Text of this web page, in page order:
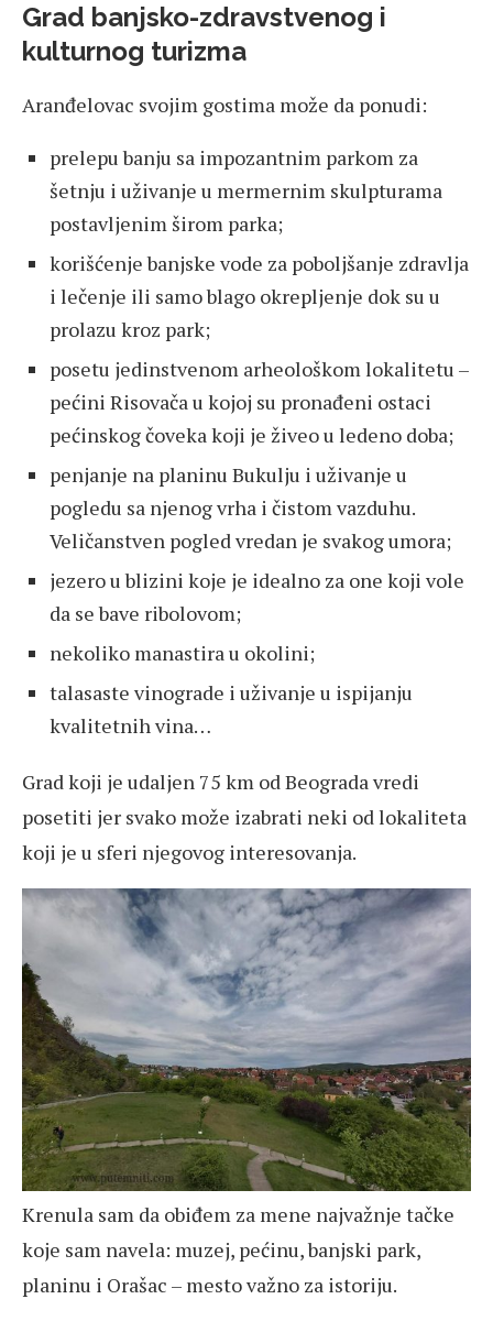
Grad banjsko-zdravstvenog i
kulturnog turizma
Aranđelovac svojim gostima može da ponudi:
prelepu banju sa impozantnim parkom za
šetnju i uživanje u mermernim skulpturama
postavljenim širom parka;
korišćenje banjske vode za poboljšanje zdravlja
i lečenje ili samo blago okrepljenje dok su u
prolazu kroz park;
posetu jedinstvenom arheološkom lokalitetu –
pećini Risovača u kojoj su pronađeni ostaci
pećinskog čoveka koji je živeo u ledeno doba;
penjanje na planinu Bukulju i uživanje u
pogledu sa njenog vrha i čistom vazduhu.
Veličanstven pogled vredan je svakog umora;
jezero u blizini koje je idealno za one koji vole
da se bave ribolovom;
nekoliko manastira u okolini;
talasaste vinograde i uživanje u ispijanju
kvalitetnih vina…
Grad koji je udaljen 75 km od Beograda vredi
posetiti jer svako može izabrati neki od lokaliteta
koji je u sferi njegovog interesovanja.
Krenula sam da obiđem za mene najvažnje tačke
koje sam navela: muzej, pećinu, banjski park,
planinu i Orašac – mesto važno za istoriju.